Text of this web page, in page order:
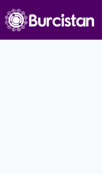
to
content